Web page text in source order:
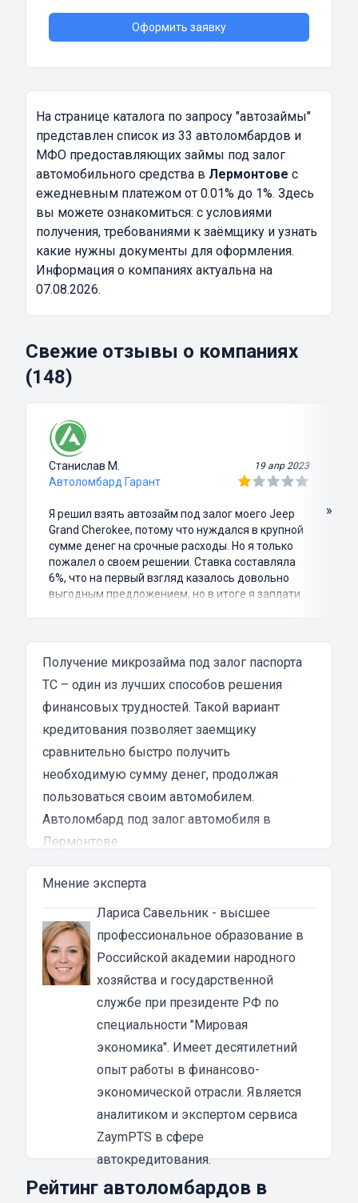
Оформить заявку
На странице каталога по запросу "автозаймы"
представлен список из 33 автоломбардов и
МФО предоставляющих займы под залог
автомобильного средства в Лермонтове с
ежедневным платежом от 0.01% до 1%. Здесь
вы можете ознакомиться: с условиями
получения, требованиями к заёмщику и узнать
какие нужны документы для оформления.
Информация о компаниях актуальна на
07.08.2026.
Свежие отзывы о компаниях
(148)
Станислав М. 19 апр 2023
Автоломбард Гарант
Я решил взять автозайм под залог моего Jeep
Grand Cherokee, потому что нуждался в крупной
сумме денег на срочные расходы. Но я только
пожалел о своем решении. Ставка составляла
6%, что на первый взгляд казалось довольно
выгодным предложением, но в итоге я заплатил
затянутым и занял много времени и усилий.
Никакого профессионализма и
Разочарование и раздражение - это все, что я
испытал в результате этого кредита...
»
Получение микрозайма под залог паспорта
ТС – один из лучших способов решения
финансовых трудностей. Такой вариант
кредитования позволяет заемщику
сравнительно быстро получить
необходимую сумму денег, продолжая
пользоваться своим автомобилем.
Автоломбард под залог автомобиля в
Лермонтове
Автоломбард представляет собой кредитное
учреждение, которое выдает денежные
ссуды под залог паспорта ТС или самого
автомобиля. В роли актива в таком
ломбарде выступает автомобильное
средство. Сумма автозайма зависит от
марки, модели и возраста автотранспорта. В
каждом случае она устанавливается
индивидуально после осмотра машины
оценщиком и зависит от вида кредита:
под залог ПТС {{ toponym_name }}– от 70 до
80% от рыночной стоимости машины;
под залог автомобиля– до 90% от стоимости
транспортного средства.
Если вы решили воспользоваться услугой
Мнение эксперта
Лариса Савельник- высшее
профессиональное образование в
Российской академии народного
хозяйства и государственной
службе при президенте РФ по
специальности "Мировая
экономика". Имеет десятилетний
опыт работы в финансово-
экономической отрасли. Является
аналитиком и экспертом сервиса
ZaymPTS в сфере
автокредитования.
Рейтинг автоломбардов в